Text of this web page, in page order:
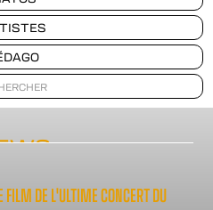
DE L'ULTIME CONCERT DU